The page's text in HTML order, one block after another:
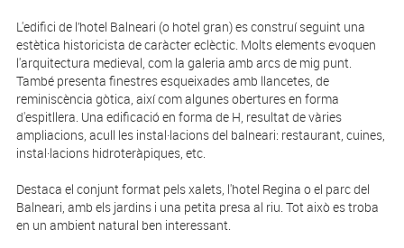
L'edifici de l’hotel Balneari (o hotel gran) es construí seguint una
estètica historicista de caràcter eclèctic. Molts elements evoquen
l'arquitectura medieval, com la galeria amb arcs de mig punt.
També presenta finestres esqueixades amb llancetes, de
reminiscència gòtica, així com algunes obertures en forma
d'espitllera. Una edificació en forma de H, resultat de vàries
ampliacions, acull les instal·lacions del balneari: restaurant, cuines,
instal·lacions hidroteràpiques, etc.
Destaca el conjunt format pels xalets, l'hotel Regina o el parc del
Balneari, amb els jardins i una petita presa al riu. Tot això es troba
en un ambient natural ben interessant.